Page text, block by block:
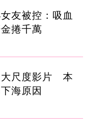
友被控：吸血
捲千萬
大尺度影片 本
海原因